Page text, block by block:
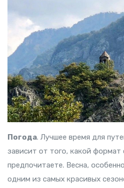
Погода. Лучшее время для
зависит от того, какой формат
предпочитаете. Весна,
одним из самых красивых